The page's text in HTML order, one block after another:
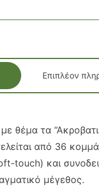
Επιπλέον
θέμα τα
από 36
touch) και
μέγεθος.